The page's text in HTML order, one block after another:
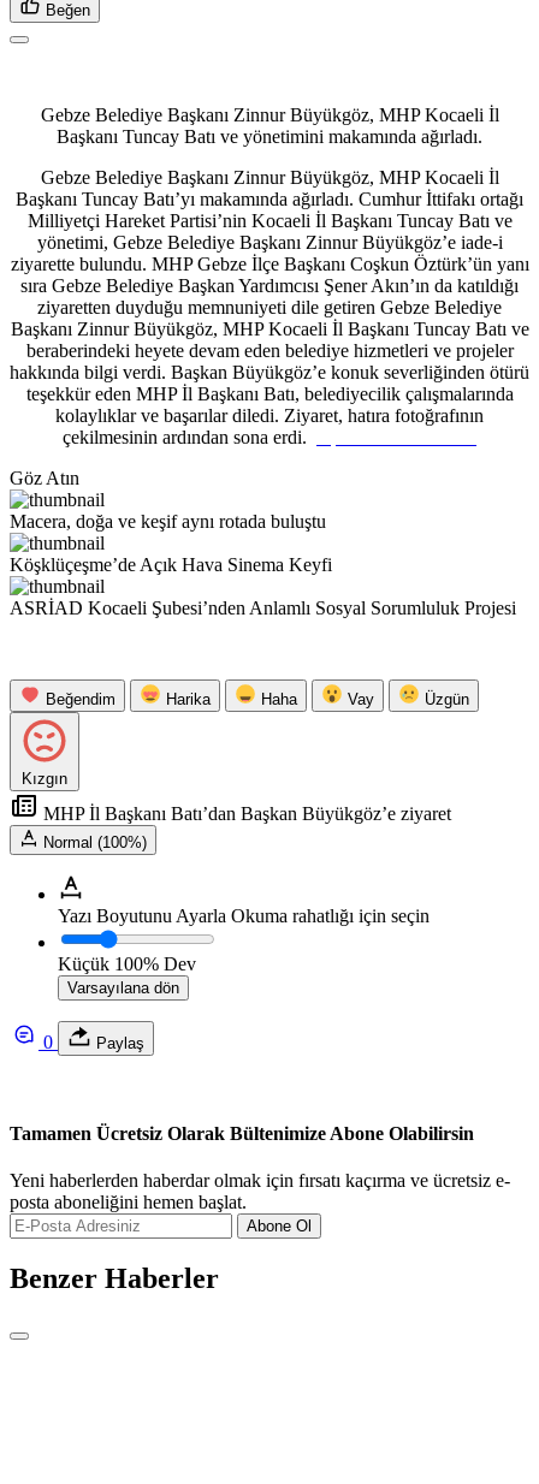
Beğen
Gebze Belediye Başkanı Zinnur Büyükgöz, MHP Kocaeli İl
Başkanı Tuncay Batı ve yönetimini makamında ağırladı.
Gebze Belediye Başkanı Zinnur Büyükgöz, MHP Kocaeli İl
Başkanı Tuncay Batı’yı makamında ağırladı. Cumhur İttifakı ortağı
Milliyetçi Hareket Partisi’nin Kocaeli İl Başkanı Tuncay Batı ve
yönetimi, Gebze Belediye Başkanı Zinnur Büyükgöz’e iade-i
ziyarette bulundu. MHP Gebze İlçe Başkanı Coşkun Öztürk’ün yanı
sıra Gebze Belediye Başkan Yardımcısı Şener Akın’ın da katıldığı
ziyaretten duyduğu memnuniyeti dile getiren Gebze Belediye
Başkanı Zinnur Büyükgöz, MHP Kocaeli İl Başkanı Tuncay Batı ve
beraberindeki heyete devam eden belediye hizmetleri ve projeler
hakkında bilgi verdi. Başkan Büyükgöz’e konuk severliğinden ötürü
teşekkür eden MHP İl Başkanı Batı, belediyecilik çalışmalarında
kolaylıklar ve başarılar diledi. Ziyaret, hatıra fotoğrafının
çekilmesinin ardından sona erdi.
Göz Atın
Macera, doğa ve keşif aynı rotada buluştu
Köşklüçeşme’de Açık Hava Sinema Keyfi
ASRİAD Kocaeli Şubesi’nden Anlamlı Sosyal Sorumluluk Projesi
Beğendim Harika Haha Vay Üzgün
Kızgın
MHP İl Başkanı Batı’dan Başkan Büyükgöz’e ziyaret
Normal (100%)
Yazı Boyutunu Ayarla Okuma rahatlığı için seçin
Küçük 100% Dev
Varsayılana dön
0 Paylaş
Tamamen Ücretsiz Olarak Bültenimize Abone Olabilirsin
Yeni haberlerden haberdar olmak için fırsatı kaçırma ve ücretsiz e-
posta aboneliğini hemen başlat.
Abone Ol
Benzer Haberler